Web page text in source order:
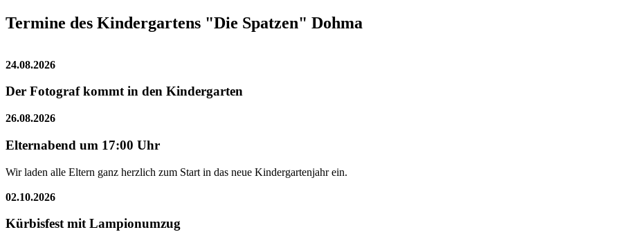
Termine des Kindergartens "Die Spatzen" Dohma
24.08.2026
Der Fotograf kommt in den Kindergarten
26.08.2026
Elternabend um 17:00 Uhr
Wir laden alle Eltern ganz herzlich zum Start in das neue Kindergartenjahr ein.
02.10.2026
Kürbisfest mit Lampionumzug